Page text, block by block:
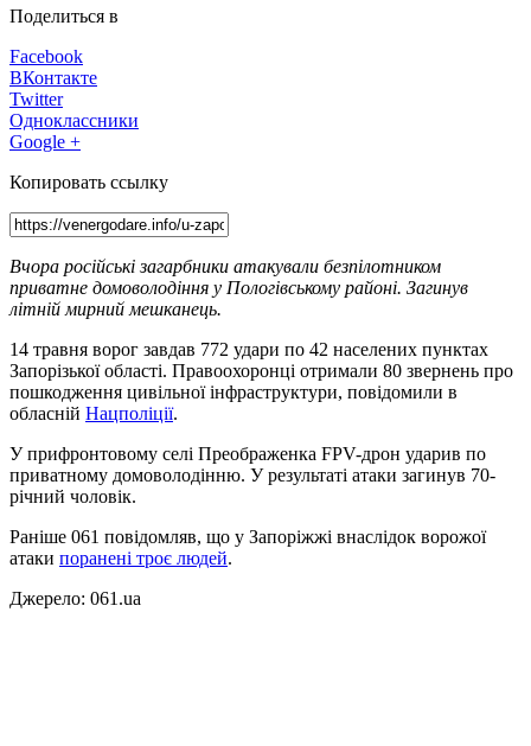
Поделиться в
Facebook
ВКонтакте
Twitter
Одноклассники
Google +
Копировать ссылку
Вчора російські загарбники атакували безпілотником
приватне домоволодіння у Пологівському районі. Загинув
літній мирний мешканець.
14 травня ворог завдав 772 удари по 42 населених пунктах
Запорізької області. Правоохоронці отримали 80 звернень про
пошкодження цивільної інфраструктури, повідомили в
обласній Нацполіції.
У прифронтовому селі Преображенка FPV-дрон ударив по
приватному домоволодінню. У результаті атаки загинув 70-
річний чоловік.
Раніше 061 повідомляв, що у Запоріжжі внаслідок ворожої
атаки поранені троє людей.
Джерело: 061.ua